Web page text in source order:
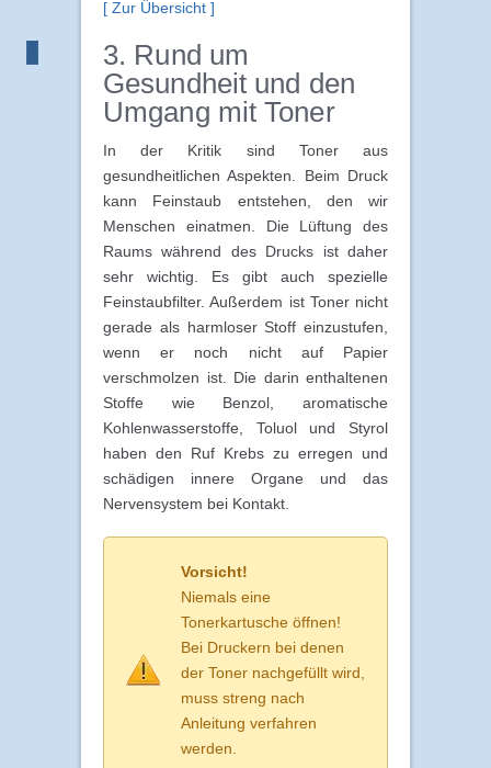
[ Zur Übersicht ]
3. Rund um
Gesundheit und den
Umgang mit Toner
In der Kritik sind Toner aus
gesundheitlichen Aspekten. Beim Druck
kann Feinstaub entstehen, den wir
Menschen einatmen. Die Lüftung des
Raums während des Drucks ist daher
sehr wichtig. Es gibt auch spezielle
Feinstaubfilter. Außerdem ist Toner nicht
gerade als harmloser Stoff einzustufen,
wenn er noch nicht auf Papier
verschmolzen ist. Die darin enthaltenen
Stoffe wie Benzol, aromatische
Kohlenwasserstoffe, Toluol und Styrol
haben den Ruf Krebs zu erregen und
schädigen innere Organe und das
Nervensystem bei Kontakt.
Vorsicht!
Niemals eine
Tonerkartusche öffnen!
Bei Druckern bei denen
der Toner nachgefüllt wird,
muss streng nach
Anleitung verfahren
werden.